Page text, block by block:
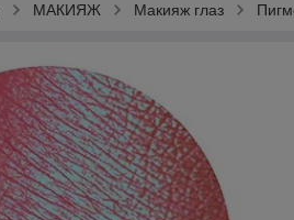
МАКИЯЖ Макияж глаз